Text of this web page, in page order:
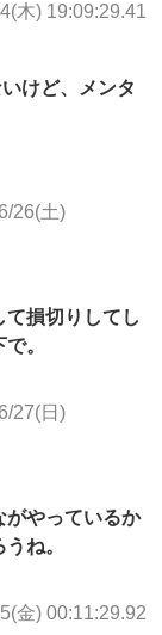
木) 19:09:29.41
けど、メンタ
26(土)
損切りしてし
。
27(日)
がやっているか
ね。
金) 00:11:29.92